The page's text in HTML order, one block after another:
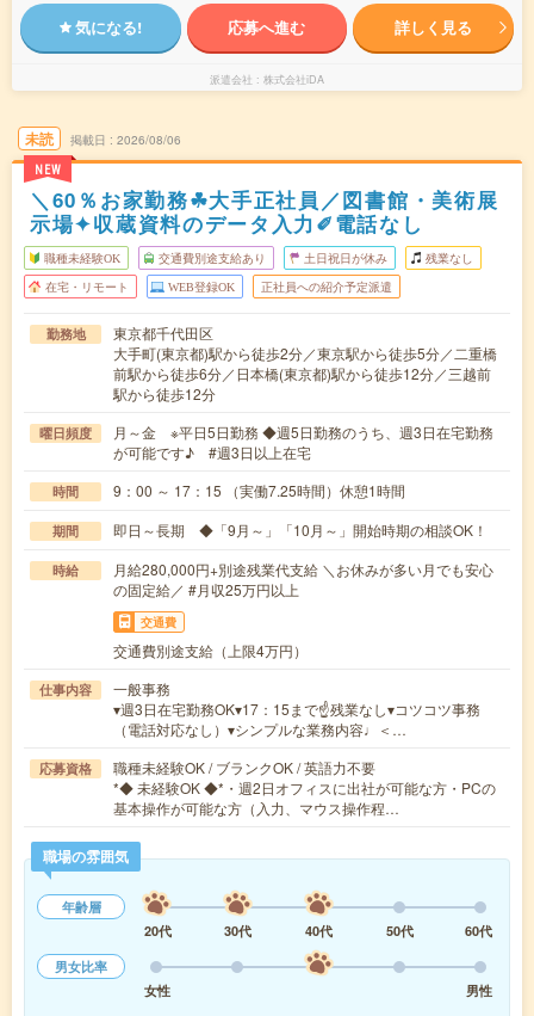
気になる! 応募へ進む 詳しく見る
派遣会社 株式会社iDA
未読
NEW
掲載日 2026/08/06
＼60％お家勤務☘大手正社員／図書館・美術展
示場✦収蔵資料のデータ入力✐電話なし
職種未経験OK 交通費別途支給あり 土日祝日が休み 残業なし
在宅・リモート WEB登録OK 正社員への紹介予定派遣
勤務地
東京都千代田区
大手町(東京都)駅から徒歩2分／東京駅から徒歩5分／二重橋
前駅から徒歩6分／日本橋(東京都)駅から徒歩12分／三越前
駅から徒歩12分
曜日頻度
月～金 ※平日5日勤務 ◆週5日勤務のうち、週3日在宅勤務
が可能です♪ #週3日以上在宅
時間 9：00 ～ 17：15 （実働7.25時間）休憩1時間
期間 即日～長期 ◆「9月～」「10月～」開始時期の相談OK！
時給
月給280,000円+別途残業代支給 ＼お休みが多い月でも安心
の固定給／ #月収25万円以上
交通費
交通費別途支給（上限4万円）
仕事内容
一般事務
▾週3日在宅勤務OK▾17：15まで☝残業なし▾コツコツ事務
（電話対応なし）▾シンプルな業務内容♩＜…
応募資格
職種未経験OK / ブランクOK / 英語力不要
*◆ 未経験OK ◆*・週2日オフィスに出社が可能な方・PCの
基本操作が可能な方（入力、マウス操作程…
職場の雰囲気
年齢層
20代
30代 40代 50代
60代
男女比率
女性
男性